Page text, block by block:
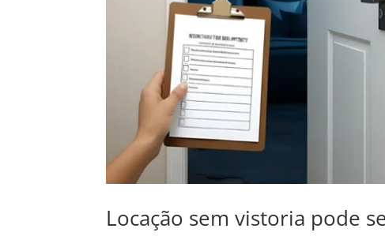
Locação sem vistoria pode